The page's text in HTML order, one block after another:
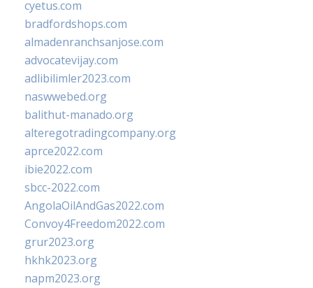
cyetus.com
bradfordshops.com
almadenranchsanjose.com
advocatevijay.com
adlibilimler2023.com
naswwebed.org
balithut-manado.org
alteregotradingcompany.org
aprce2022.com
ibie2022.com
sbcc-2022.com
AngolaOilAndGas2022.com
Convoy4Freedom2022.com
grur2023.org
hkhk2023.org
napm2023.org